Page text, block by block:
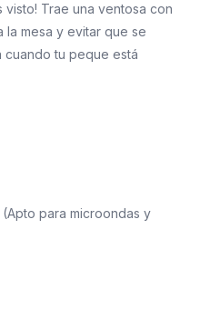
visto! Trae una ventosa con
la mesa y evitar que se
cuando tu peque está
para microondas y